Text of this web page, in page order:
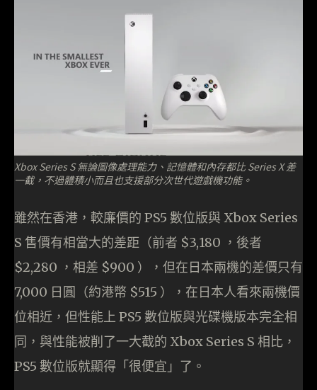
Xbox Series S 無論圖像處理能力、記憶體和內存都比 Series X 差
一截，不過體積小而且也支援部分次世代遊戲機功能。
雖然在香港，較廉價的 PS5 數位版與 Xbox Series
S 售價有相當大的差距（前者 $3,180 ，後者
$2,280 ，相差 $900 ），但在日本兩機的差價只有
7,000 日圓（約港幣 $515 ），在日本人看來兩機價
位相近，但性能上 PS5 數位版與光碟機版本完全相
同，與性能被削了一大截的 Xbox Series S 相比，
PS5 數位版就顯得「很便宜」了。